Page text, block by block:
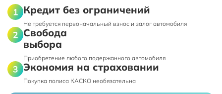
Кредит без ограничений
Не требуется первоначальный взнос и залог автомобиля
Свобода
выбора
Приобретение любого подержанного автомобиля
Экономия на страховании
Покупка полиса КАСКО необязательна